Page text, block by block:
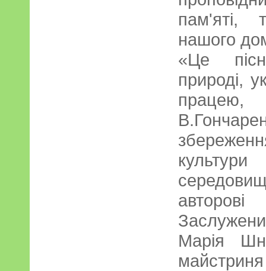
пам'яті,
нашого
«Це
природі,
культури
Марія